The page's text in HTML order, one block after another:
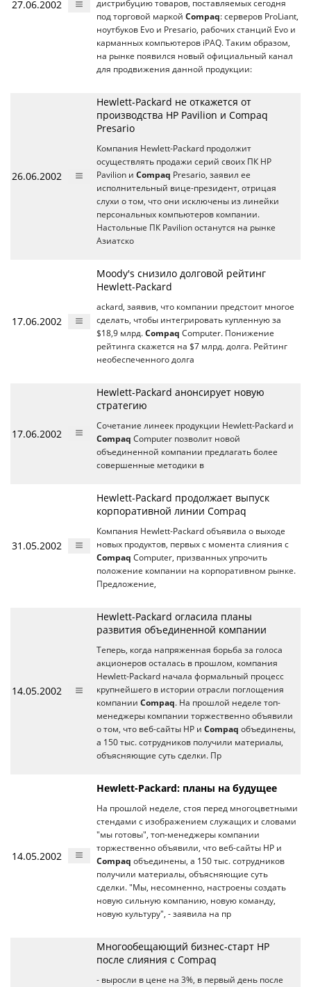
27.06.2002
дистрибуцию товаров, поставляемых сегодня
под торговой маркой Compaq: серверов ProLiant,
ноутбуков Evo и Presario, рабочих станций Evo и
карманных компьютеров iPAQ. Таким образом,
на рынке появился новый официальный канал
для продвижения данной продукции:
26.06.2002
Hewlett-Packard не откажется от
производства HP Pavilion и Compaq
Presario
Компания Hewlett-Packard продолжит
осуществлять продажи серий своих ПК HP
Pavilion и Compaq Presario, заявил ее
исполнительный вице-президент, отрицая
слухи о том, что они исключены из линейки
персональных компьютеров компании.
Настольные ПК Pavilion останутся на рынке
Азиатско
17.06.2002
Moody's снизило долговой рейтинг
Hewlett-Packard
ackard, заявив, что компании предстоит многое
сделать, чтобы интегрировать купленную за
$18,9 млрд. Compaq Computer. Понижение
рейтинга скажется на $7 млрд. долга. Рейтинг
необеспеченного долга
17.06.2002
Hewlett-Packard анонсирует новую
стратегию
Сочетание линеек продукции Hewlett-Packard и
Compaq Computer позволит новой
объединенной компании предлагать более
совершенные методики в
31.05.2002
Hewlett-Packard продолжает выпуск
корпоративной линии Compaq
Компания Hewlett-Packard объявила о выходе
новых продуктов, первых с момента слияния с
Compaq Computer, призванных упрочить
положение компании на корпоративном рынке.
Предложение,
14.05.2002
Hewlett-Packard огласила планы
развития объединенной компании
Теперь, когда напряженная борьба за голоса
акционеров осталась в прошлом, компания
Hewlett-Packard начала формальный процесс
крупнейшего в истории отрасли поглощения
компании Compaq. На прошлой неделе топ-
менеджеры компании торжественно объявили
о том, что веб-сайты HP и Compaq объединены,
а 150 тыс. сотрудников получили материалы,
объясняющие суть сделки. Пр
14.05.2002
Hewlett-Packard: планы на будущее
На прошлой неделе, стоя перед многоцветными
стендами с изображением служащих и словами
"мы готовы", топ-менеджеры компании
торжественно объявили, что веб-сайты HP и
Compaq объединены, а 150 тыс. сотрудников
получили материалы, объясняющие суть
сделки. "Мы, несомненно, настроены создать
новую сильную компанию, новую команду,
новую культуру", - заявила на пр
Многообещающий бизнес-старт HP
после слияния c Compaq
- выросли в цене на 3%, в первый день после